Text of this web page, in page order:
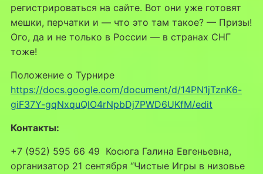
регистрироваться на сайте. Вот они уже готовят
мешки, перчатки и — что это там такое? — Призы!
Ого, да и не только в России — в странах СНГ
тоже!
Положение о Турнире
https://docs.google.com/document/d/14PN1jTznK6-
giF37Y-gqNxquQlO4rNpbDj7PWD6UKfM/edit
Контакты:
+7 (952) 595 66 49 Косюга Галина Евгеньевна,
организатор 21 сентября “Чистые Игры в низовье